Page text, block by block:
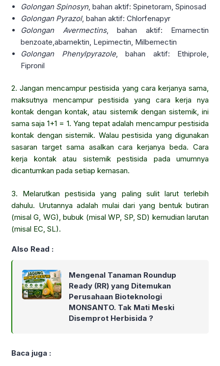
Golongan Spinosyn, bahan aktif: Spinetoram, Spinosad
Golongan Pyrazol, bahan aktif: Chlorfenapyr
Golongan Avermectins, bahan aktif: Emamectin
benzoate,abamektin, Lepimectin, Milbemectin
Golongan Phenylpyrazole, bahan aktif: Ethiprole,
Fipronil
2. Jangan mencampur pestisida yang cara kerjanya sama,
maksutnya mencampur pestisida yang cara kerja nya
kontak dengan kontak, atau sistemik dengan sistemik, ini
sama saja 1+1 = 1. Yang tepat adalah mencampur pestisida
kontak dengan sistemik. Walau pestisida yang digunakan
sasaran target sama asalkan cara kerjanya beda. Cara
kerja kontak atau sistemik pestisida pada umumnya
dicantumkan pada setiap kemasan.
3. Melarutkan pestisida yang paling sulit larut terlebih
dahulu. Urutannya adalah mulai dari yang bentuk butiran
(misal G, WG), bubuk (misal WP, SP, SD) kemudian larutan
(misal EC, SL).
Also Read :
Mengenal Tanaman Roundup
Ready (RR) yang Ditemukan
Perusahaan Bioteknologi
MONSANTO. Tak Mati Meski
Disemprot Herbisida ?
Baca juga :